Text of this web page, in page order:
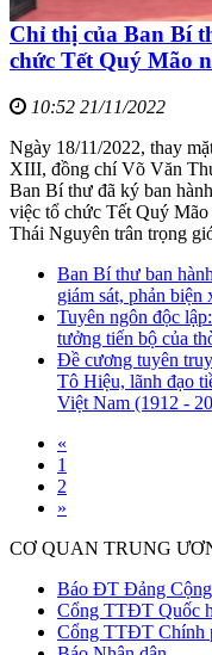
Chỉ thị của Ban Bí
chức Tết Quý Mão
10:52 21/11/2022
Ngày 18/11/2022, thay
XIII, đồng chí Võ Văn
Ban Bí thư đã ký ban
việc tổ chức Tết Quý
Thái Nguyên trân trọng
Ban Bí thư ban
giám sát, phản
Tuyên ngôn độc
tưởng tiến bộ của
Đề cương tuyên
Tô Hiệu, lãnh đạo
Việt Nam (1912 -
«
1
2
»
CƠ QUAN TRUNG
Báo ĐT Đảng
Cổng TTĐT Quốc
Cổng TTĐT Chính